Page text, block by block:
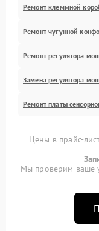
Ремонт клеммной
Ремонт чугунной
Ремонт регулятора
Замена регулятора
Ремонт платы
Цены в прайс-
Мы проверим ваше